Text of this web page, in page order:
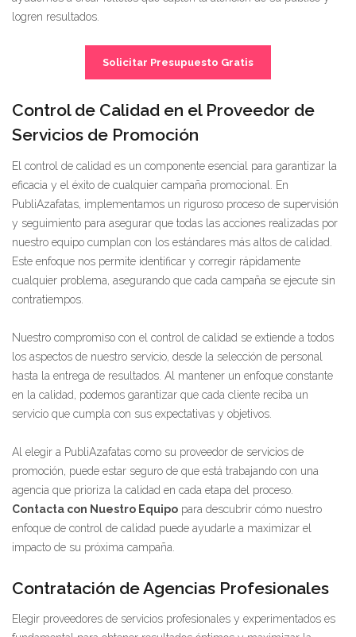
logren resultados.
Solicitar Presupuesto Gratis
Control de Calidad en el Proveedor de
Servicios de Promoción
El control de calidad es un componente esencial para garantizar la
eficacia y el éxito de cualquier campaña promocional. En
PubliAzafatas, implementamos un riguroso proceso de supervisión
y seguimiento para asegurar que todas las acciones realizadas por
nuestro equipo cumplan con los estándares más altos de calidad.
Este enfoque nos permite identificar y corregir rápidamente
cualquier problema, asegurando que cada campaña se ejecute sin
contratiempos.
Nuestro compromiso con el control de calidad se extiende a todos
los aspectos de nuestro servicio, desde la selección de personal
hasta la entrega de resultados. Al mantener un enfoque constante
en la calidad, podemos garantizar que cada cliente reciba un
servicio que cumpla con sus expectativas y objetivos.
Al elegir a PubliAzafatas como su proveedor de servicios de
promoción, puede estar seguro de que está trabajando con una
agencia que prioriza la calidad en cada etapa del proceso.
Contacta con Nuestro Equipo para descubrir cómo nuestro
enfoque de control de calidad puede ayudarle a maximizar el
impacto de su próxima campaña.
Contratación de Agencias Profesionales
Elegir proveedores de servicios profesionales y experimentados es